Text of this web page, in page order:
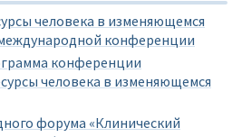
человека в изменяющемся
конференции
конференции
человека в изменяющемся
форума «Клинический